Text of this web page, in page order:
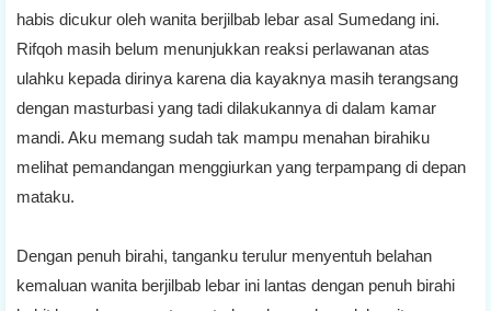
habis dicukur oleh wanita berjilbab lebar asal Sumedang ini.
Rifqoh masih belum menunjukkan reaksi perlawanan atas
ulahku kepada dirinya karena dia kayaknya masih terangsang
dengan masturbasi yang tadi dilakukannya di dalam kamar
mandi. Aku memang sudah tak mampu menahan birahiku
melihat pemandangan menggiurkan yang terpampang di depan
mataku.
Dengan penuh birahi, tanganku terulur menyentuh belahan
kemaluan wanita berjilbab lebar ini lantas dengan penuh birahi